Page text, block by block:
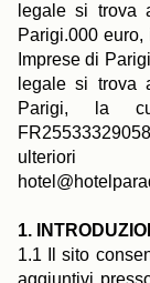
legale si trova
Parigi.000
Imprese di
legale si trova
Parigi, la
ulteriori
1.
1.1 Il sito
aggiuntivi